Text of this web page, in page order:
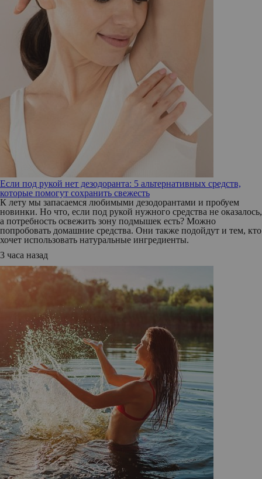
Если под рукой нет дезодоранта: 5 альтернативных средств,
которые помогут сохранить свежесть
К лету мы запасаемся любимыми дезодорантами и пробуем
новинки. Но что, если под рукой нужного средства не оказалось,
а потребность освежить зону подмышек есть? Можно
попробовать домашние средства. Они также подойдут и тем, кто
хочет использовать натуральные ингредиенты.
3 часа назад